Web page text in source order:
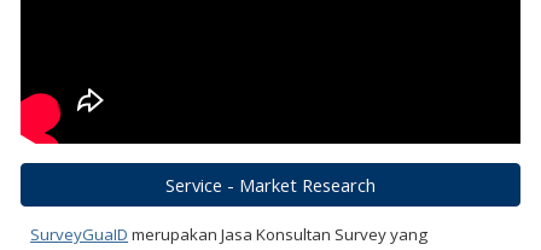
Service - Market Research
SurveyGuaID merupakan Jasa Konsultan Survey yang